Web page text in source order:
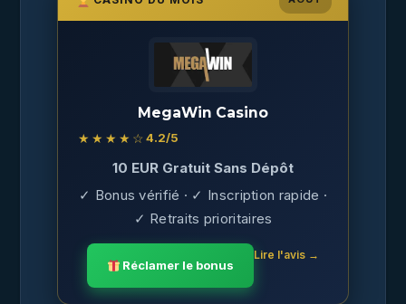
MegaWin Casino
★★★★☆ 4.2/5
10 EUR Gratuit Sans Dépôt
✓ Bonus vérifié · ✓ Inscription rapide ·
✓ Retraits prioritaires
Réclamer le bonus
Lire l'avis →